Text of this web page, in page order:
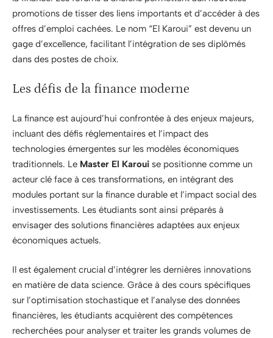
promotions de tisser des liens importants et d’accéder à des
offres d’emploi cachées. Le nom “El Karoui” est devenu un
gage d’excellence, facilitant l’intégration de ses diplômés
dans des postes de choix.
Les défis de la finance moderne
La finance est aujourd’hui confrontée à des enjeux majeurs,
incluant des défis réglementaires et l’impact des
technologies émergentes sur les modèles économiques
traditionnels. Le Master El Karoui se positionne comme un
acteur clé face à ces transformations, en intégrant des
modules portant sur la finance durable et l’impact social des
investissements. Les étudiants sont ainsi préparés à
envisager des solutions financières adaptées aux enjeux
économiques actuels.
Il est également crucial d’intégrer les dernières innovations
en matière de data science. Grâce à des cours spécifiques
sur l’optimisation stochastique et l’analyse des données
financières, les étudiants acquièrent des compétences
recherchées pour analyser et traiter les grands volumes de